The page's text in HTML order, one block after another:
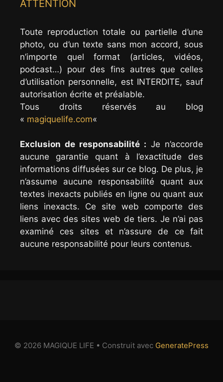
ATTENTION
Toute reproduction totale ou partielle d’une
photo, ou d’un texte sans mon accord, sous
n’importe quel format (articles, vidéos,
podcast…) pour des fins autres que celles
d’utilisation personnelle, est INTERDITE, sauf
autorisation écrite et préalable.
Tous droits réservés au blog
« magiquelife.com«
Exclusion de responsabilité : Je n’accorde
aucune garantie quant à l’exactitude des
informations diffusées sur ce blog. De plus, je
n’assume aucune responsabilité quant aux
textes inexacts publiés en ligne ou quant aux
liens inexacts. Ce site web comporte des
liens avec des sites web de tiers. Je n’ai pas
examiné ces sites et n’assure de ce fait
aucune responsabilité pour leurs contenus.
© 2026 MAGIQUE LIFE • Construit avec GeneratePress